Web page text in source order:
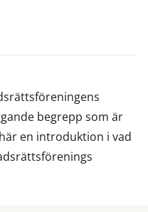
begrepp som är
en introduktion i vad